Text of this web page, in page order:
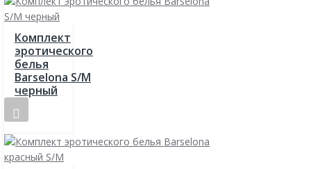
Комплект
эротического
белья
Barselona S/M
черный